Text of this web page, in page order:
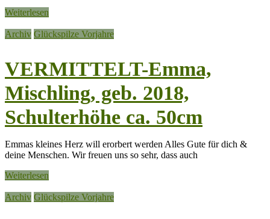
Weiterlesen
Archiv Glückspilze Vorjahre
VERMITTELT-Emma,
Mischling, geb. 2018,
Schulterhöhe ca. 50cm
Emmas kleines Herz will erorbert werden Alles Gute für dich &
deine Menschen. Wir freuen uns so sehr, dass auch
Weiterlesen
Archiv Glückspilze Vorjahre